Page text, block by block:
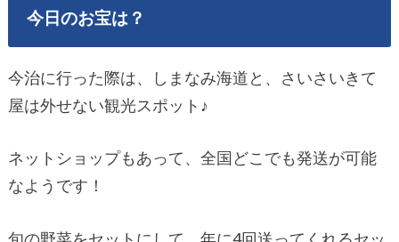
今日のお宝は？
今治に行った際は、しまなみ海道と、さいさいきて
屋は外せない観光スポット♪
ネットショップもあって、全国どこでも発送が可能
なようです！